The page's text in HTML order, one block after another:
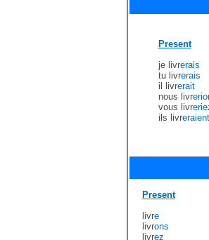
Present
je livrerais
tu livrerais
il livrerait
nous livr
vous livr
ils livreraient
Present
livre
livrons
livrez